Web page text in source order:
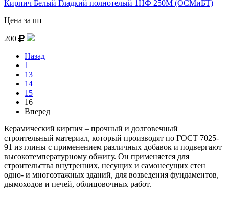
Кирпич Белый Гладкий полнотелый 1НФ 250М (ОСМиБТ)
Цена за шт
200
Назад
1
13
14
15
16
Вперед
Керамический кирпич – прочный и долговечный
строительный материал, который производят по ГОСТ 7025-
91 из глины с применением различных добавок и подвергают
высокотемпературному обжигу. Он применяется для
строительства внутренних, несущих и самонесущих стен
одно- и многоэтажных зданий, для возведения фундаментов,
дымоходов и печей, облицовочных работ.